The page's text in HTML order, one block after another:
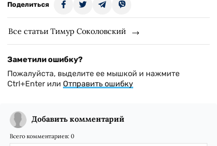
Поделиться
Все статьи Тимур Соколовский
Заметили ошибку?
Пожалуйста, выделите ее мышкой и нажмите
Ctrl+Enter или Отправить ошибку
Добавить комментарий
Всего комментариев: 0